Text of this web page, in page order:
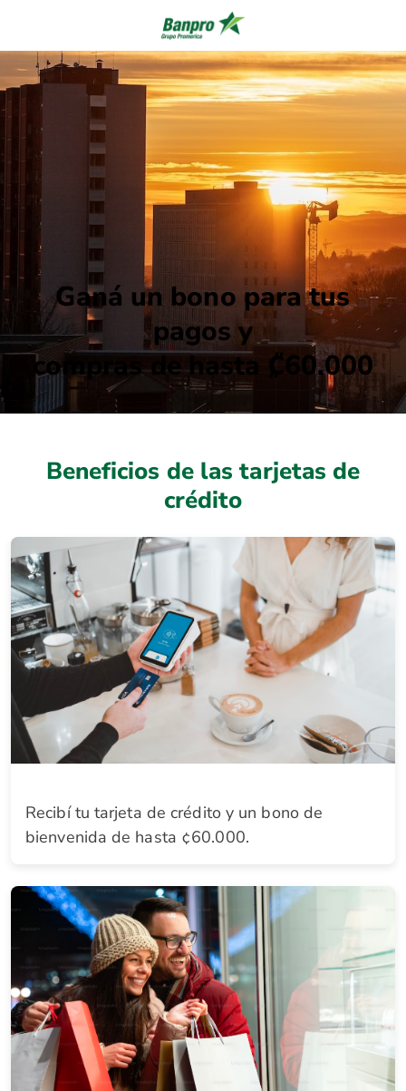
Ganá un bono para tus
pagos y
compras de hasta ₡60.000
Beneficios de las tarjetas de
crédito
Recibí tu tarjeta de crédito y un bono de
bienvenida de hasta ¢60.000.